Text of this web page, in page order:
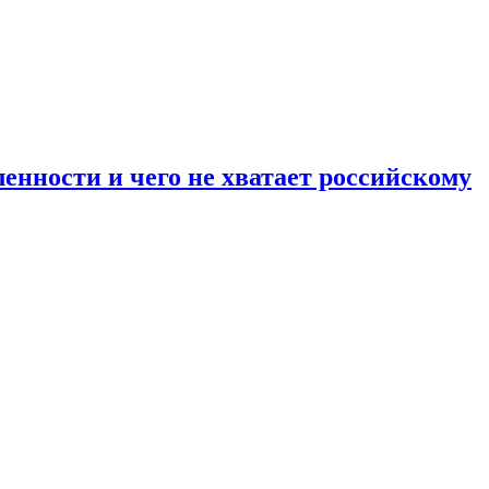
и чего не хватает российскому